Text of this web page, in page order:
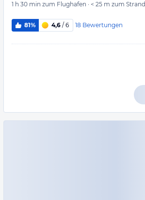
1 h 30 min zum Flughafen · < 25 m zum Strand
81% 4,6 / 6 18 Bewertungen